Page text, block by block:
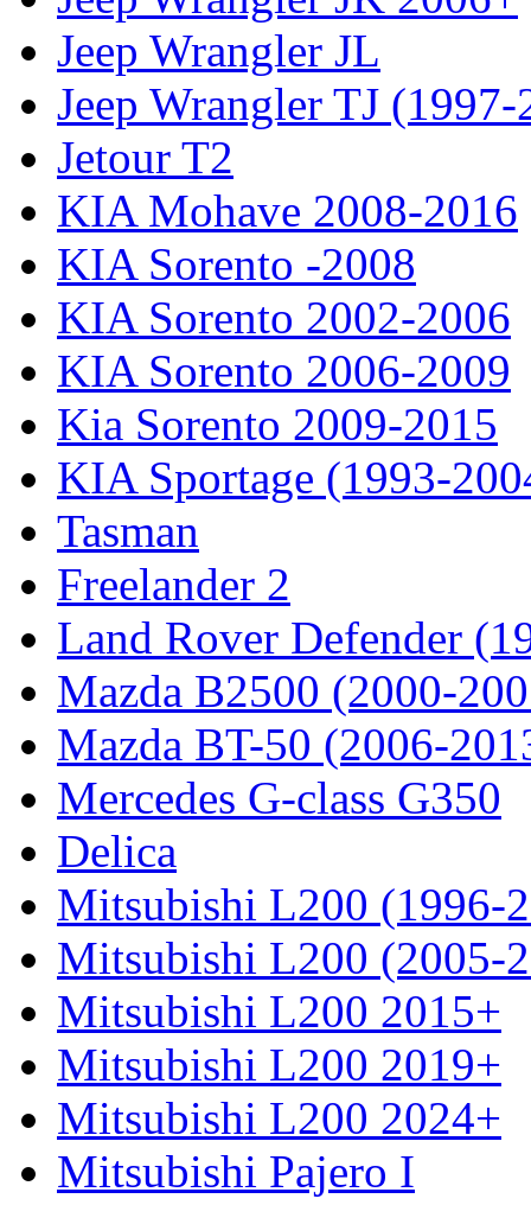
Jeep Wrangler JL
Jeep Wrangler TJ
Jetour T2
KIA Mohave 2008-2016
KIA Sorento -2008
KIA Sorento 2002-2006
KIA Sorento 2006-2009
Kia Sorento 2009-2015
KIA Sportage (1993-
Tasman
Freelander 2
Land Rover Defender
Mazda B2500 (2000-
Mazda BT-50 (2006-
Mercedes G-class G350
Delica
Mitsubishi L200 (1996-
Mitsubishi L200 (2005-
Mitsubishi L200 2015+
Mitsubishi L200 2019+
Mitsubishi L200 2024+
Mitsubishi Pajero I